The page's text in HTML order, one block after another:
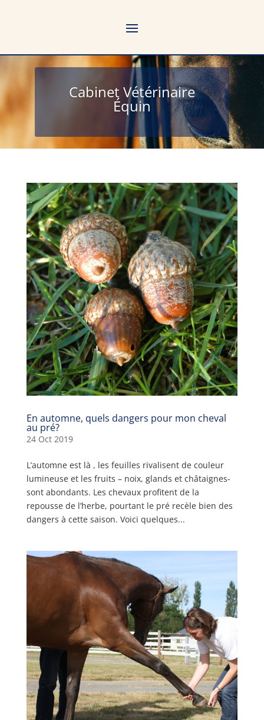
Cabinet Vétérinaire
Équin
En automne, quels dangers pour mon cheval
au pré?
24 Oct 2019
L’automne est là , les feuilles rivalisent de couleur
lumineuse et les fruits – noix, glands et châtaignes-
sont abondants. Les chevaux profitent de la
repousse de l’herbe, pourtant le pré recèle bien des
dangers à cette saison. Voici quelques...